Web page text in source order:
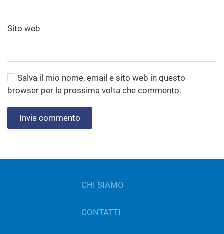
Sito web
Salva il mio nome, email e sito web in questo
browser per la prossima volta che commento.
Invia commento
CHI SIAMO
CONTATTI